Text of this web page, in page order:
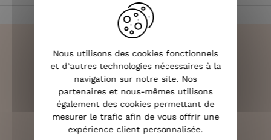
LIVRAISON RAPIDE
OFFERTE DÈS 70€
Nous utilisons des cookies fonctionnels
et d’autres technologies nécessaires à la
navigation sur notre site. Nos
partenaires et nous-mêmes utilisons
également des cookies permettant de
mesurer le trafic afin de vous offrir une
expérience client personnalisée.